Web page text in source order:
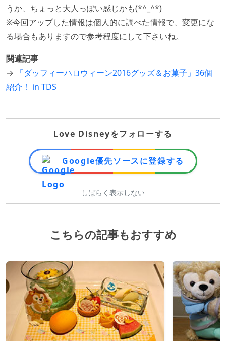
うか、ちょっと大人っぽい感じかも(*^_^*)
※今回アップした情報は個人的に調べた情報で、変更にな
る場合もありますので参考程度にして下さいね。
関連記事
→
「ダッフィーハロウィーン2016グッズ＆お菓子」36個
紹介！ in TDS
Love Disneyをフォローする
Google優先ソースに登録する
しばらく表示しない
こちらの記事もおすすめ